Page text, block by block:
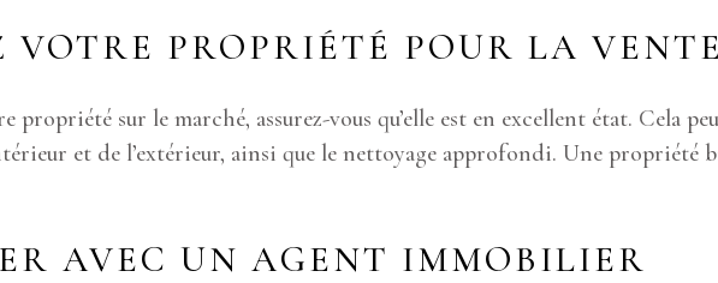
VOTRE PROPRIÉTÉ POUR LA VENTE
sur le marché, assurez-vous qu’elle est en excellent état. Cela
et de l’extérieur, ainsi que le nettoyage approfondi. Une propriété
AVEC UN AGENT IMMOBILIER